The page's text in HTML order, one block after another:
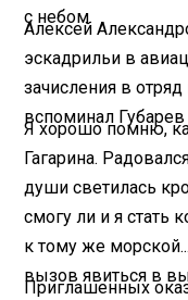
с небом.
Алексей
эскадрильи в
зачисления в
вспоминал
Я хорошо помню,
Гагарина.
души светилась
смогу ли и я стать
к тому же
вызов явиться в
Приглашенных